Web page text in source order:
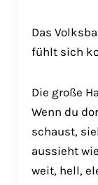
Das
fühlt sich
Die große
Wenn du
schaust,
aussieht
weit, hell,